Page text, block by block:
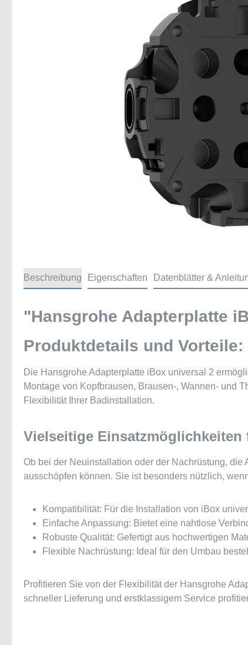
Beschreibung Eigenschaften Datenblätter &
"Hansgrohe Adapterplatte
Produktdetails und
Die Hansgrohe Adapterplatte iBox universal 2
Montage von Kopfbrausen, Brausen-, Wannen- und
Flexibilität Ihrer Badinstallation.
Vielseitige Einsatzmöglichkeiten
Ob bei der Neuinstallation oder der Nachrüstung, die
ausschöpfen können. Sie ist besonders nützlich,
Kompatibilität: Für die Installation von iBox
Einfache Anpassung: Bietet eine nahtlose
Robuste Qualität: Gefertigt aus hochwertigen
Flexible Nachrüstung: Ideal für den Umbau
Profitieren Sie von der Flexibilität der Hansgrohe
schneller Lieferung und erstklassigem Service